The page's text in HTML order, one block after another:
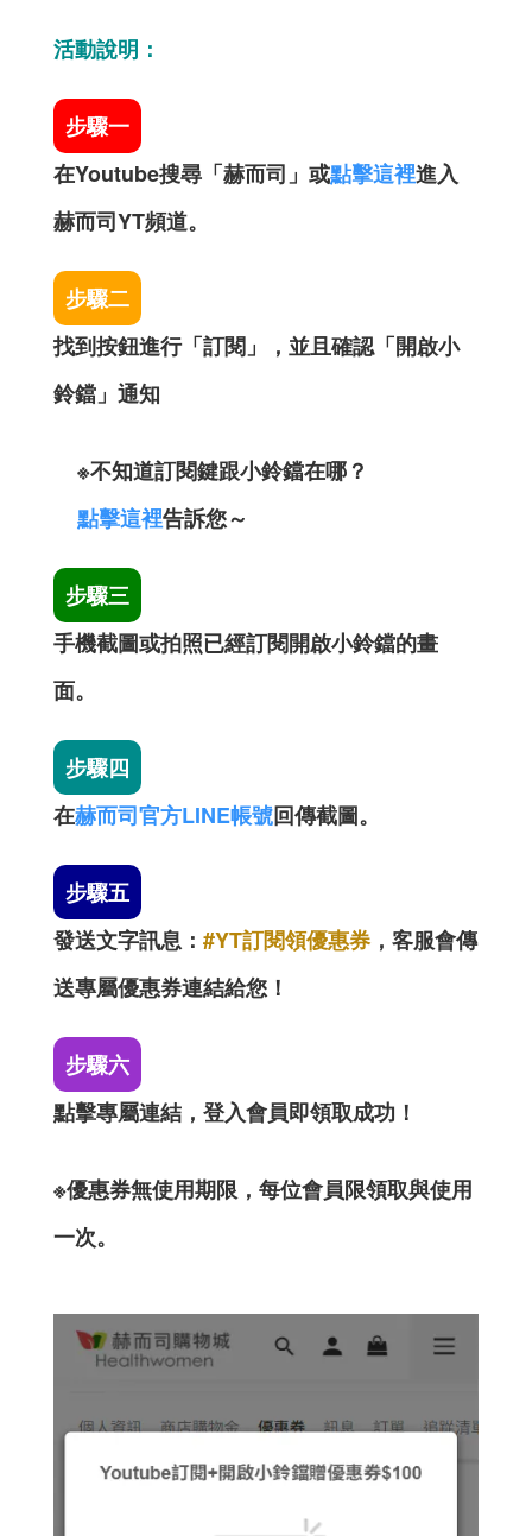
活動說明：
步驟一
在Youtube搜尋「赫而司」或點擊這裡進入
赫而司YT頻道。
步驟二
找到按鈕進行「訂閱」，並且確認「開啟小
鈴鐺」通知
※不知道訂閱鍵跟小鈴鐺在哪？
點擊這裡告訴您～
步驟三
手機截圖或拍照已經訂閱開啟小鈴鐺的畫
面。
步驟四
在赫而司官方LINE帳號回傳截圖。
步驟五
發送文字訊息： #YT訂閱領優惠券，客服會傳
送專屬優惠券連結給您！
步驟六
點擊專屬連結，登入會員即領取成功！
※優惠券無使用期限，每位會員限領取與使用
一次。